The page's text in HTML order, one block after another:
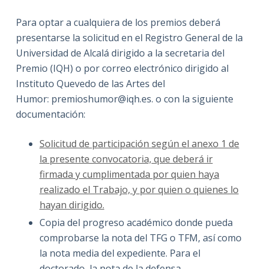
Para optar a cualquiera de los premios deberá
presentarse la solicitud en el Registro General de la
Universidad de Alcalá dirigido a la secretaria del
Premio (IQH) o por correo electrónico dirigido al
Instituto Quevedo de las Artes del
Humor: premioshumor@iqh.es. o con la siguiente
documentación:
Solicitud de participación según el anexo 1 de
la presente convocatoria, que deberá ir
firmada y cumplimentada por quien haya
realizado el Trabajo, y por quien o quienes lo
hayan dirigido.
Copia del progreso académico donde pueda
comprobarse la nota del TFG o TFM, así como
la nota media del expediente. Para el